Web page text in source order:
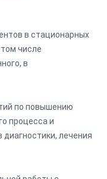
в стационарных
числе
в
по повышению
процесса и
лечения